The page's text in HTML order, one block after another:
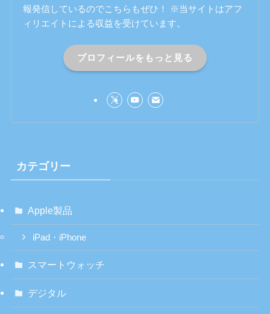
報発信しているのでこちらもぜひ！ ※当サイトはアフ
ィリエイトによる収益を受けています。
プロフィールをもっと見る
カテゴリー
Apple製品
iPad・iPhone
スマートウォッチ
デジタル